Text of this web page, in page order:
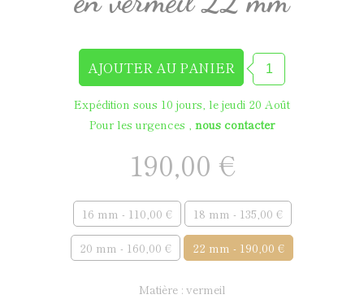
Expédition sous 10 jours, le jeudi 20 Août
Pour les urgences , nous contacter
190,00 €
16 mm - 110,00 € 18 mm - 135,00 €
20 mm - 160,00 € 22 mm - 190,00 €
matière : vermeil